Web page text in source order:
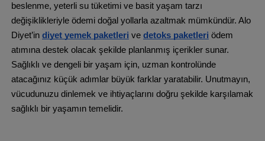
beslenme, yeterli su tüketimi ve basit yaşam tarzı
değişiklikleriyle ödemi doğal yollarla azaltmak mümkündür. Alo
Diyet’in diyet yemek paketleri ve detoks paketleri ödem
atımına destek olacak şekilde planlanmış içerikler sunar.
Sağlıklı ve dengeli bir yaşam için, uzman kontrolünde
atacağınız küçük adımlar büyük farklar yaratabilir. Unutmayın,
vücudunuzu dinlemek ve ihtiyaçlarını doğru şekilde karşılamak
sağlıklı bir yaşamın temelidir.